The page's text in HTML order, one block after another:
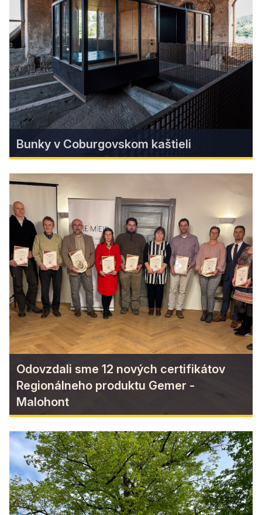
od prvého dňa získava srdcia návštevníkov. Táto
17-metrová dominanta ponúka nádherné 360-
stupňové výhľady, pri ktorých sa človeku neraz
zatají dych – najmä keď sa v diaľke objavia
obrysy Vysokých Tatier.
Find more
Bunky v Coburgovskom kaštieli
Bunky v Coburgovskom kaštieli
Zážitkové ubytovanie v ruinách Coburgovského
kaštieľa, ocenené cenou za architektúru CE ZA
AR!
Find more
Odovzdali sme 12 nových certifikátov
Regionálneho produktu Gemer -
Malohont
Odovzdali sme 12 nových
certifikátov Regionálneho